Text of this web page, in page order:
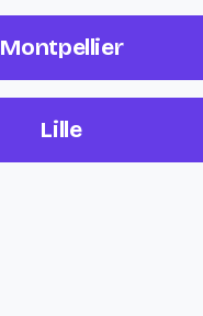
Montpellier
Lille